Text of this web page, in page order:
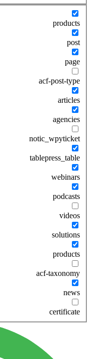
products
post
page
acf-post-type
articles
agencies
notic_wpyticket
tablepress_table
webinars
podcasts
videos
solutions
products
acf-taxonomy
news
certificate